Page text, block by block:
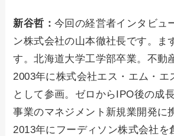
新谷哲：今回の経営者インタビュ
ン株式会社の山本徹社長です。ま
す。北海道大学工学部卒業。不動
2003年に株式会社エス・エム・エ
として参画。ゼロからIPO後の成
事業のマネジメント新規業開発に
2013年にフーディソン株式会社を